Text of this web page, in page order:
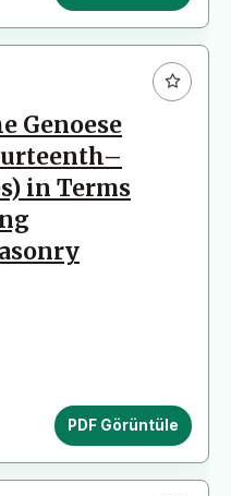
Genoese
in Terms
PDF Görüntüle